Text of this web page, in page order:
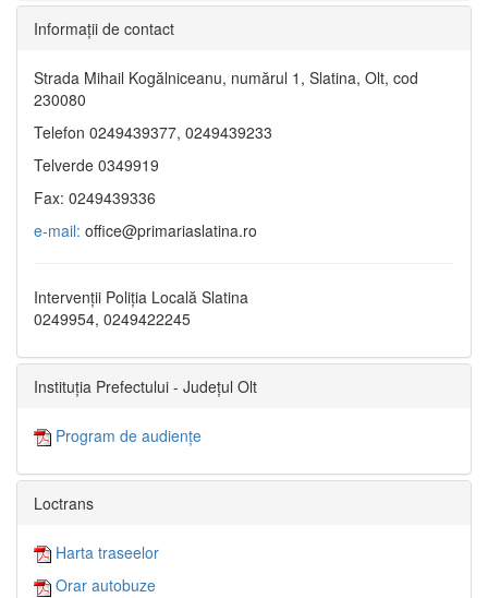
Informaţii de contact
Strada Mihail Kogălniceanu, numărul 1, Slatina, Olt, cod
230080
Telefon 0249439377, 0249439233
Telverde 0349919
Fax: 0249439336
e-mail: office@primariaslatina.ro
Intervenții Poliția Locală Slatina
0249954, 0249422245
Instituția Prefectului - Județul Olt
Program de audiențe
Loctrans
Harta traseelor
Orar autobuze